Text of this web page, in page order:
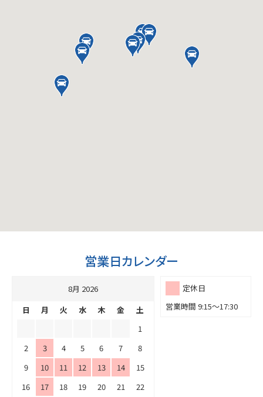
営業日カレンダー
定休日
営業時間 9:15～17:30
8月 2026
日
月 火 水 木 金
土
1
2
3 4 5 6 7
8
9
10 11 12 13 14
15
16
17 18 19 20 21
22